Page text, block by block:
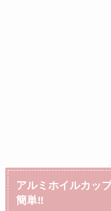
アルミホイルカッ
簡単‼︎